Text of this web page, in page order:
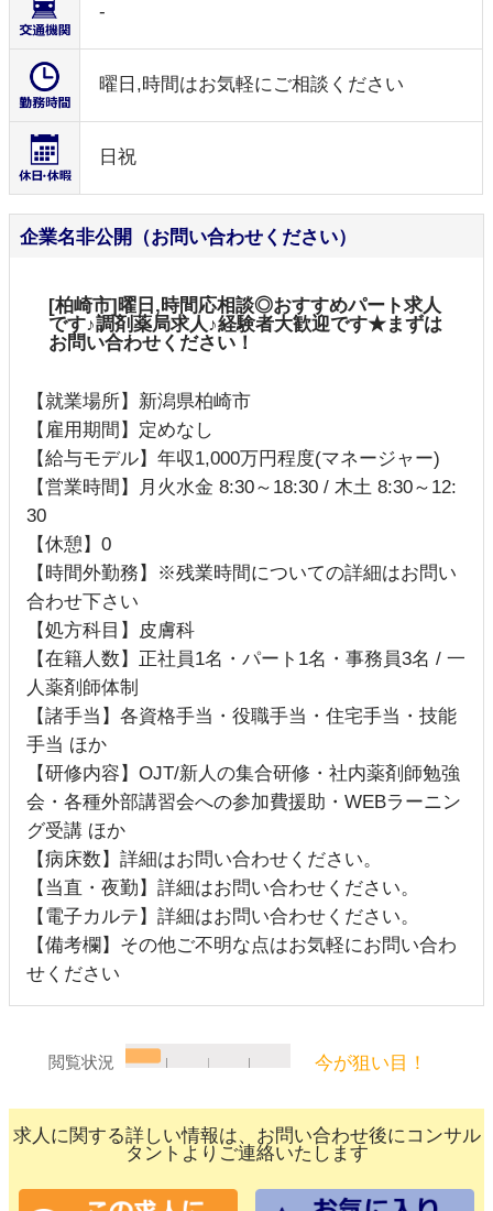
-
曜日,時間はお気軽にご相談ください
日祝
企業名非公開（お問い合わせください）
[柏崎市]曜日,時間応相談◎おすすめパート求人
です♪調剤薬局求人♪経験者大歓迎です★まずは
お問い合わせください！
【就業場所】新潟県柏崎市
【雇用期間】定めなし
【給与モデル】年収1,000万円程度(マネージャー)
【営業時間】月火水金 8:30～18:30 / 木土 8:30～12:
30
【休憩】0
【時間外勤務】※残業時間についての詳細はお問い
合わせ下さい
【処方科目】皮膚科
【在籍人数】正社員1名・パート1名・事務員3名 / 一
人薬剤師体制
【諸手当】各資格手当・役職手当・住宅手当・技能
手当 ほか
【研修内容】OJT/新人の集合研修・社内薬剤師勉強
会・各種外部講習会への参加費援助・WEBラーニン
グ受講 ほか
【病床数】詳細はお問い合わせください。
【当直・夜勤】詳細はお問い合わせください。
【電子カルテ】詳細はお問い合わせください。
【備考欄】その他ご不明な点はお気軽にお問い合わ
せください
閲覧状況 今が狙い目！
求人に関する詳しい情報は、お問い合わせ後にコンサル
タントよりご連絡いたします